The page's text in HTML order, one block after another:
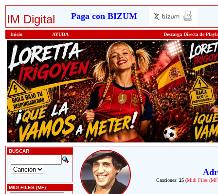
IM Digital Paga con BIZUM
Inicio AYUDA Descarga Directa de
BUSCAR
MIDI FILES (MF)
Canciones: 25 (Midi Files